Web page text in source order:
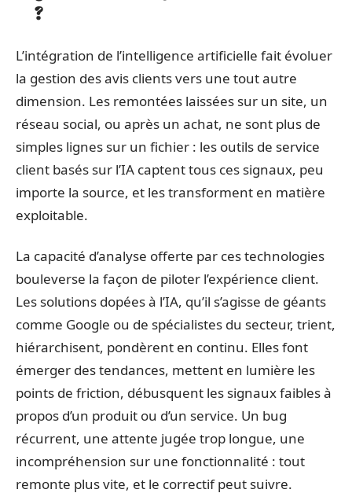
?
L’intégration de l’intelligence artificielle fait évoluer
la gestion des avis clients vers une tout autre
dimension. Les remontées laissées sur un site, un
réseau social, ou après un achat, ne sont plus de
simples lignes sur un fichier : les outils de service
client basés sur l’IA captent tous ces signaux, peu
importe la source, et les transforment en matière
exploitable.
La capacité d’analyse offerte par ces technologies
bouleverse la façon de piloter l’expérience client.
Les solutions dopées à l’IA, qu’il s’agisse de géants
comme Google ou de spécialistes du secteur, trient,
hiérarchisent, pondèrent en continu. Elles font
émerger des tendances, mettent en lumière les
points de friction, débusquent les signaux faibles à
propos d’un produit ou d’un service. Un bug
récurrent, une attente jugée trop longue, une
incompréhension sur une fonctionnalité : tout
remonte plus vite, et le correctif peut suivre.